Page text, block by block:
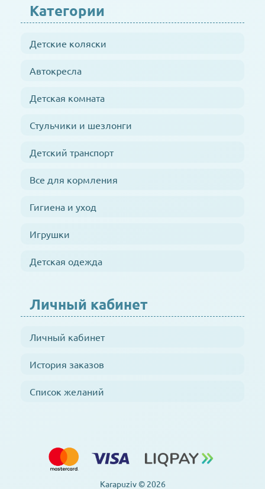
Категории
Детские коляски
Автокресла
Детская комната
Стульчики и шезлонги
Детский транспорт
Все для кормления
Гигиена и уход
Игрушки
Детская одежда
Личный кабинет
Личный кабинет
История заказов
Список желаний
Karapuziv © 2026